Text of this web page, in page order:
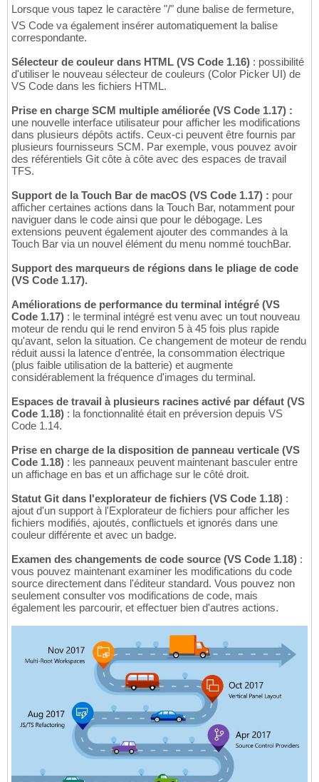
Lorsque vous tapez le caractère "/" dune balise de fermeture,
VS Code va également insérer automatiquement la balise
correspondante.
Sélecteur de couleur dans HTML (VS Code 1.16) : possibilité
d'utiliser le nouveau sélecteur de couleurs (Color Picker UI) de
VS Code dans les fichiers HTML.
Prise en charge SCM multiple améliorée (VS Code 1.17) :
une nouvelle interface utilisateur pour afficher les modifications
dans plusieurs dépôts actifs. Ceux-ci peuvent être fournis par
plusieurs fournisseurs SCM. Par exemple, vous pouvez avoir
des référentiels Git côte à côte avec des espaces de travail
TFS.
Support de la Touch Bar de macOS (VS Code 1.17) : pour
afficher certaines actions dans la Touch Bar, notamment pour
naviguer dans le code ainsi que pour le débogage. Les
extensions peuvent également ajouter des commandes à la
Touch Bar via un nouvel élément du menu nommé touchBar.
Support des marqueurs de régions dans le pliage de code
(VS Code 1.17).
Améliorations de performance du terminal intégré (VS
Code 1.17) : le terminal intégré est venu avec un tout nouveau
moteur de rendu qui le rend environ 5 à 45 fois plus rapide
qu'avant, selon la situation. Ce changement de moteur de rendu
réduit aussi la latence d'entrée, la consommation électrique
(plus faible utilisation de la batterie) et augmente
considérablement la fréquence d'images du terminal.
Espaces de travail à plusieurs racines activé par défaut (VS
Code 1.18) : la fonctionnalité était en préversion depuis VS
Code 1.14.
Prise en charge de la disposition de panneau verticale (VS
Code 1.18) : les panneaux peuvent maintenant basculer entre
un affichage en bas et un affichage sur le côté droit.
Statut Git dans l'explorateur de fichiers (VS Code 1.18) :
ajout d'un support à l'Explorateur de fichiers pour afficher les
fichiers modifiés, ajoutés, conflictuels et ignorés dans une
couleur différente et avec un badge.
Examen des changements de code source (VS Code 1.18) :
vous pouvez maintenant examiner les modifications du code
source directement dans l'éditeur standard. Vous pouvez non
seulement consulter vos modifications de code, mais
également les parcourir, et effectuer bien d'autres actions.